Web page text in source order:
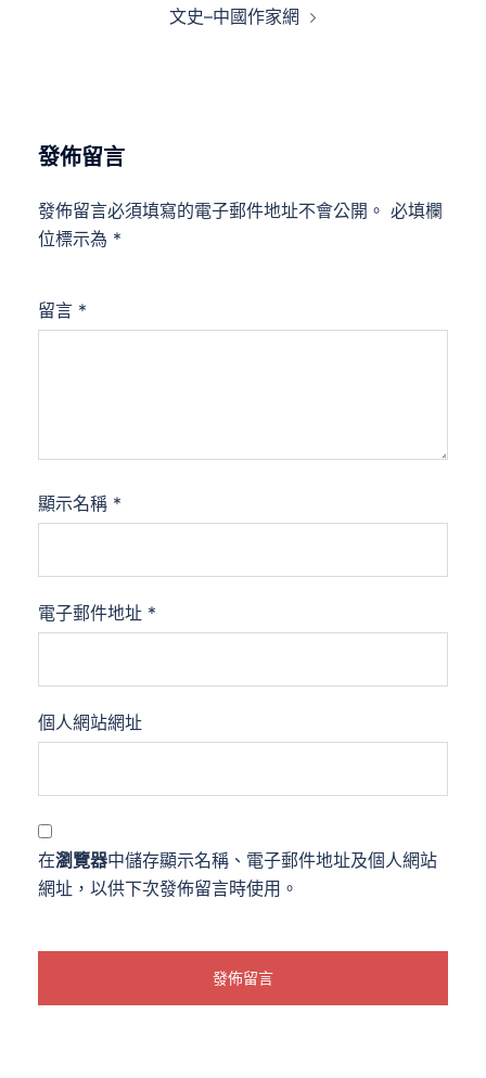
文史–中國作家網
發佈留言
發佈留言必須填寫的電子郵件地址不會公開。 必填欄
位標示為 *
留言 *
顯示名稱 *
電子郵件地址 *
個人網站網址
在瀏覽器中儲存顯示名稱、電子郵件地址及個人網站
網址，以供下次發佈留言時使用。